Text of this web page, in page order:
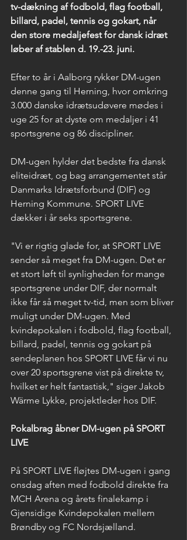
tv-dækning af fodbold, flag football,
billard, padel, tennis og gokart, når
den store medaljefest for dansk idræt
løber af stablen d. 19.-23. juni.
Efter to år i Aalborg rykker DM-ugen
denne gang til Herning, hvor omkring
3.000 danske idrætsudøvere mødes i
uge 25 for at dyste om medaljer i 41
sportsgrene og 86 discipliner.
DM-ugen hylder det bedste fra dansk
eliteidræt, og bag arrangementet står
Danmarks Idrætsforbund (DIF) og
Herning Kommune. SPORT LIVE
dækker i år seks sportsgrene.
"Vi er rigtig glade for, at SPORT LIVE
sender så meget fra DM-ugen. Det er
et stort løft til synligheden for mange
sportsgrene under DIF, der normalt
ikke får så meget tv-tid, men som bliver
muligt under DM-ugen. Med
kvindepokalen i fodbold, flag football,
billard, padel, tennis og gokart på
sendeplanen hos SPORT LIVE får vi nu
over 20 sportsgrene vist på direkte tv,
hvilket er helt fantastisk," siger Jakob
Wärme Lykke, projektleder hos DIF.
Pokalbrag åbner DM-ugen på SPORT
LIVE
På SPORT LIVE fløjtes DM-ugen i gang
onsdag aften med fodbold direkte fra
MCH Arena og årets finalekamp i
Gjensidige Kvindepokalen mellem
Brøndby og FC Nordsjælland.